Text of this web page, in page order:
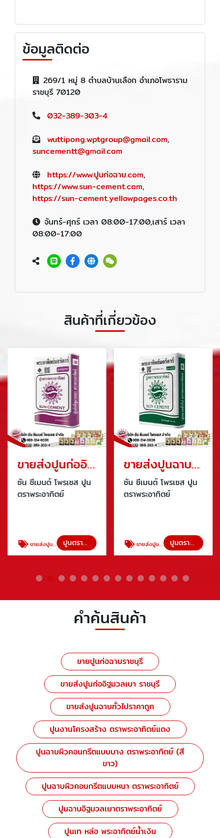
ข้อมูลติดต่อ
269/1 หมู่ 8 ตำบลบ้านเลือก อำเภอโพธาราม
ราชบุรี 70120
032-389-303-4
wuttipong.wptgroup@gmail.com,
suncementt@gmail.com
https://www.ปูนก่อฉาบ.com,
https://www.sun-cement.com,
https://sun-cement.yellowpages.co.th
จันทร์-ศุกร์ เวลา 08:00-17:00,เสาร์ เวลา
08:00-17:00
สินค้าที่เกี่ยวข้อง
ขายส่งปูนก่ออิฐมวลเบา ราชบุรี
ซัน ซีเมนต์ โพรเซส ปูน
ตราพระอาทิตย์
ขายส่งปูนก่ออิฐมวลเบา ราชบุรี ปูนตราพระอาทิตย์
ขายส่งปูนฉาบทั่วไปราคาถูก
ซัน ซีเมนต์ โพรเซส ปูน
ตราพระอาทิตย์
ขายส่งปูนฉาบทั่วไปราคาถูก ปูนตราพระอาทิตย์
คำค้นสินค้า
ขายปูนก่อฉาบราชบุรี
ขายส่งปูนก่ออิฐมวลเบา ราชบุรี
ขายส่งปูนฉาบทั่วไปราคาถูก
ปูนงานโครงสร้าง ตราพระอาทิตย์แดง
ปูนฉาบผิวคอนกรีตแบบบาง ตราพระอาทิตย์ (สี
ขาว)
ปูนฉาบผิวคอนกรีตแบบหนา ตราพระอาทิตย์
ปูนฉาบอิฐมวลเบาตราพระอาทิตย์
ปูนเท หล่อ พระอาทิตย์น้ำเงิน